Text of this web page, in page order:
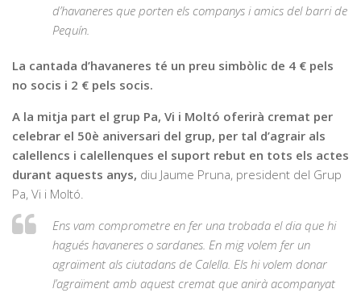
d’havaneres que porten els companys i amics del barri de
Pequín.
La cantada d’havaneres té un preu simbòlic de 4 € pels
no socis i 2 € pels socis.
A la mitja part el grup Pa, Vi i Moltó oferirà cremat per
celebrar el 50è aniversari del grup, per tal d’agrair als
calellencs i calellenques el suport rebut en tots els actes
durant aquests anys, diu Jaume Pruna, president del Grup
Pa, Vi i Moltó.
Ens vam comprometre en fer una trobada el dia que hi
hagués havaneres o sardanes. En mig volem fer un
agraïment als ciutadans de Calella. Els hi volem donar
l’agraïment amb aquest cremat que anirà acompanyat